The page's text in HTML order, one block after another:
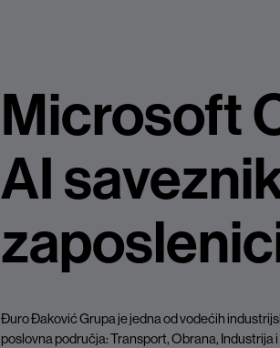
Microsoft
AI
Đuro Đaković Grupa je jedna od vodećih
poslovna područja: Transport, Obrana, Industrija